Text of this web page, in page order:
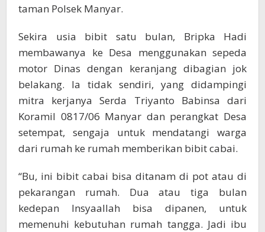
taman Polsek Manyar.
Sekira usia bibit satu bulan, Bripka Hadi
membawanya ke Desa menggunakan sepeda
motor Dinas dengan keranjang dibagian jok
belakang. Ia tidak sendiri, yang didampingi
mitra kerjanya Serda Triyanto Babinsa dari
Koramil 0817/06 Manyar dan perangkat Desa
setempat, sengaja untuk mendatangi warga
dari rumah ke rumah memberikan bibit cabai.
“Bu, ini bibit cabai bisa ditanam di pot atau di
pekarangan rumah. Dua atau tiga bulan
kedepan Insyaallah bisa dipanen, untuk
memenuhi kebutuhan rumah tangga. Jadi ibu